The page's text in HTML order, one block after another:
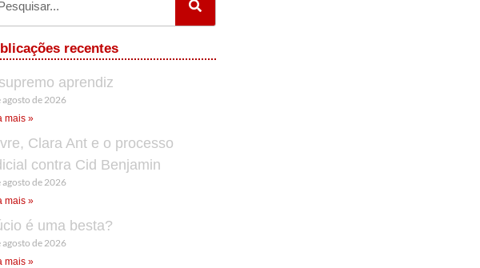
recentes
aprendiz
agosto de 2026
mais »
Clara Ant e o processo
contra Cid Benjamin
agosto de 2026
mais »
é uma besta?
agosto de 2026
mais »